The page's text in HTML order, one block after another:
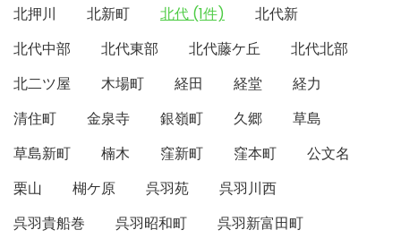
北押川
北新町 北代 (1件)
北代新
北代中部
北代東部 北代藤ケ丘
北代北部
北二ツ屋
木場町 経田 経堂
経力
清住町
金泉寺 銀嶺町 久郷
草島
草島新町
楠木 窪新町 窪本町
公文名
栗山
楜ケ原 呉羽苑
呉羽川西
呉羽貴船巻
呉羽昭和町
呉羽新富田町